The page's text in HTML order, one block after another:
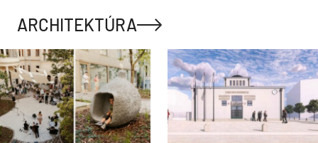
ARCHITEKTÚRA